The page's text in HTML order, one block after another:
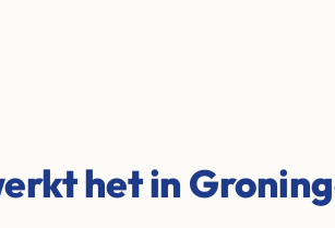
het in